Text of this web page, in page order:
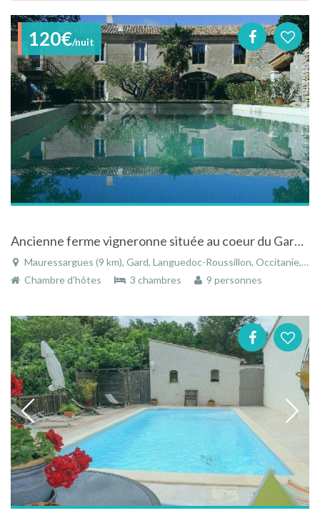
120€/nuit
Ancienne ferme vigneronne située au coeur du Gard à Mauressargues
Mauressargues (9 km), Gard, Languedoc-Roussillon, Occitanie, France
Chambre d'hôtes
3 chambres 9 personnes